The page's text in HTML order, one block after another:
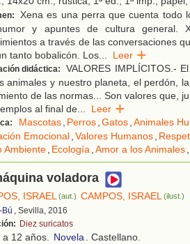
Xena es una perra que cuenta todo
y apuntes de cultura general.
a través de las conversaciones
tanto bobalicón. Los... Leer
didáctica:
VALORES IMPLÍCITOS.-
animales y nuestro planeta, el perdón,
de las normas... Son valores que,
al final de... Leer
Mascotas, Perros,Gatos,Animales
Emocional,Valores Humanos,
Ambiente, Ecología,Amor a los Animales,
voladora
ISRAEL(aut.) CAMPOS, ISRAEL(ilust.)
Bú , Sevilla, 2016
Diez suricatos
a 12 años. Novela. Castellano.